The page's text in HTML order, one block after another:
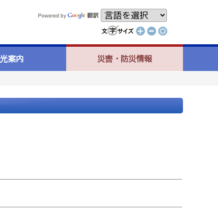
案内 災害・防災情報